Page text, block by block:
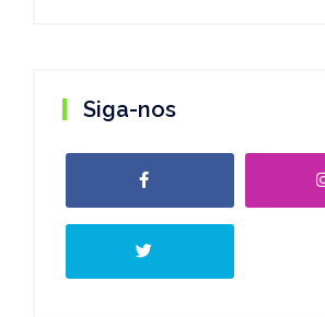
Siga-nos